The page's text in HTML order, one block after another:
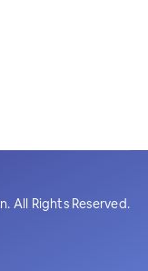
All Rights Reserved.